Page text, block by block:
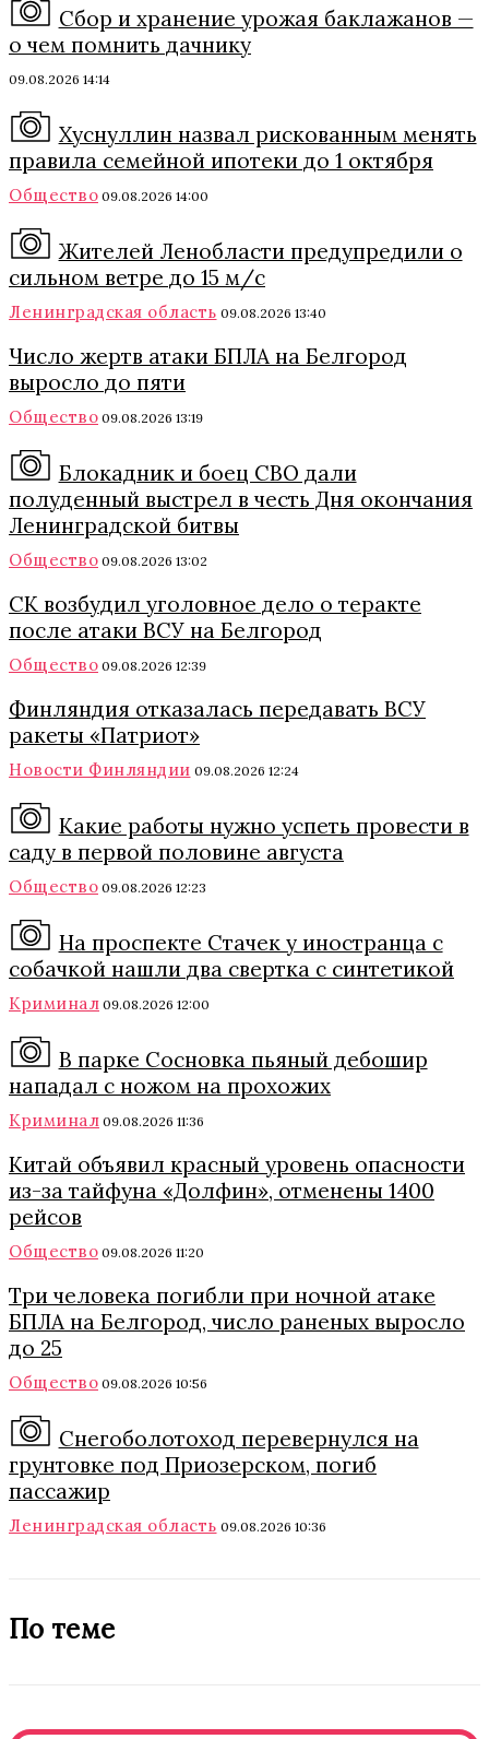
Сбор и хранение урожая баклажанов —
о чем помнить дачнику
09.08.2026 14:14
Хуснуллин назвал рискованным менять
правила семейной ипотеки до 1 октября
Общество 09.08.2026 14:00
Жителей Ленобласти предупредили о
сильном ветре до 15 м/с
Ленинградская область 09.08.2026 13:40
Число жертв атаки БПЛА на Белгород
выросло до пяти
Общество 09.08.2026 13:19
Блокадник и боец СВО дали
полуденный выстрел в честь Дня окончания
Ленинградской битвы
Общество 09.08.2026 13:02
СК возбудил уголовное дело о теракте
после атаки ВСУ на Белгород
Общество 09.08.2026 12:39
Финляндия отказалась передавать ВСУ
ракеты «Патриот»
Новости Финляндии 09.08.2026 12:24
Какие работы нужно успеть провести в
саду в первой половине августа
Общество 09.08.2026 12:23
На проспекте Стачек у иностранца с
собачкой нашли два свертка с синтетикой
Криминал 09.08.2026 12:00
В парке Сосновка пьяный дебошир
нападал с ножом на прохожих
Криминал 09.08.2026 11:36
Китай объявил красный уровень опасности
из-за тайфуна «Долфин», отменены 1400
рейсов
Общество 09.08.2026 11:20
Три человека погибли при ночной атаке
БПЛА на Белгород, число раненых выросло
до 25
Общество 09.08.2026 10:56
Снегоболотоход перевернулся на
грунтовке под Приозерском, погиб
пассажир
Ленинградская область 09.08.2026 10:36
По теме